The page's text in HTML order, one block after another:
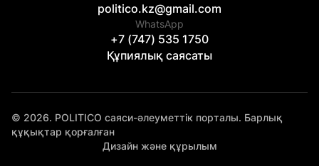
politico.kz@gmail.com
WhatsApp
+7 (747) 535 1750
Құпиялық саясаты
© 2026. POLITICO саяси-әлеуметтік порталы. Барлық
құқықтар қорғалған
Дизайн және құрылым